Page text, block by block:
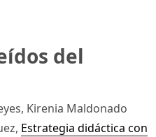
del
Kirenia Maldonado
Estrategia didáctica con